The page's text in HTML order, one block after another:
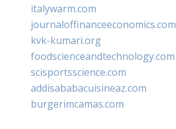
italywarm.com
journaloffinanceeconomics.com
kvk-kumari.org
foodscienceandtechnology.com
scisportsscience.com
addisababacuisineaz.com
burgerimcamas.com